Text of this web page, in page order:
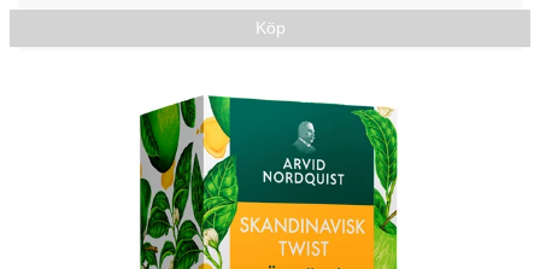
Köp